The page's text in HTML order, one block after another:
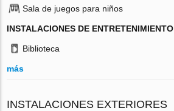
Sala de juegos para niños
INSTALACIONES DE ENTRETENIMIENTO
Biblioteca
más
INSTALACIONES EXTERIORES